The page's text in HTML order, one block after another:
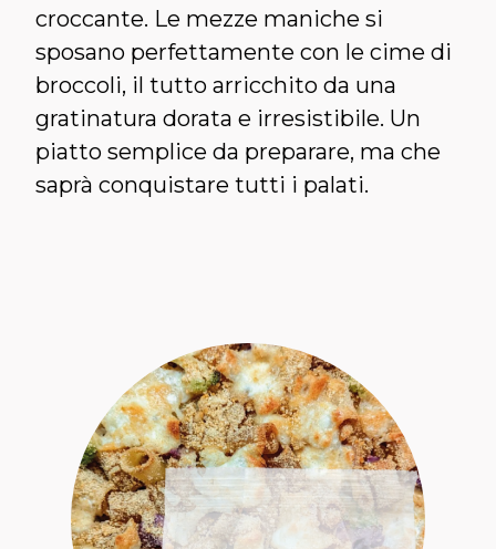
croccante. Le mezze maniche si
sposano perfettamente con le cime di
broccoli, il tutto arricchito da una
gratinatura dorata e irresistibile. Un
piatto semplice da preparare, ma che
saprà conquistare tutti i palati.